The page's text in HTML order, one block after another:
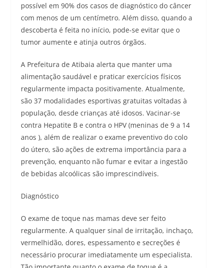
possível em 90% dos casos de diagnóstico do câncer
com menos de um centímetro. Além disso, quando a
descoberta é feita no início, pode-se evitar que o
tumor aumente e atinja outros órgãos.
A Prefeitura de Atibaia alerta que manter uma
alimentação saudável e praticar exercícios físicos
regularmente impacta positivamente. Atualmente,
são 37 modalidades esportivas gratuitas voltadas à
população, desde crianças até idosos. Vacinar-se
contra Hepatite B e contra o HPV (meninas de 9 a 14
anos ), além de realizar o exame preventivo do colo
do útero, são ações de extrema importância para a
prevenção, enquanto não fumar e evitar a ingestão
de bebidas alcoólicas são imprescindíveis.
Diagnóstico
O exame de toque nas mamas deve ser feito
regularmente. A qualquer sinal de irritação, inchaço,
vermelhidão, dores, espessamento e secreções é
necessário procurar imediatamente um especialista.